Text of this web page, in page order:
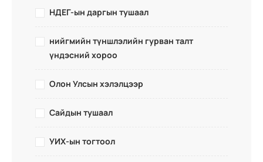
НДЕГ-ын даргын тушаал
нийгмийн түншлэлийн гурван талт
үндэсний хороо
Олон Улсын хэлэлцээр
Сайдын тушаал
УИХ-ын тогтоол